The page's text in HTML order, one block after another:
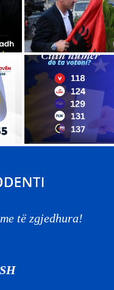
të zgjedhura!